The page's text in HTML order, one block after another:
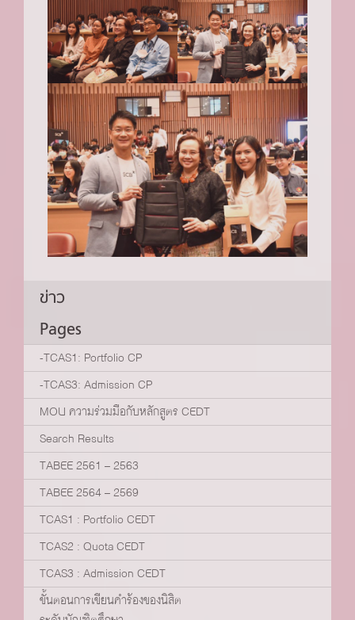
ข่าว
Pages
-TCAS1: Portfolio CP
-TCAS3: Admission CP
MOU ความร่วมมือกับหลักสูตร CEDT
Search Results
TABEE 2561 – 2563
TABEE 2564 – 2569
TCAS1 : Portfolio CEDT
TCAS2 : Quota CEDT
TCAS3 : Admission CEDT
ขั้นตอนการเขียนคำร้องของนิสิต